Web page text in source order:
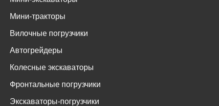
Мини-тракторы
Вилочные погрузчики
Автогрейдеры
Колесные экскаваторы
Фронтальные погрузчики
Экскаваторы-погрузчики